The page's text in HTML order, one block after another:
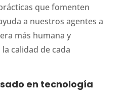
que fomenten
a nuestros agentes a
más humana y
calidad de cada
en tecnología